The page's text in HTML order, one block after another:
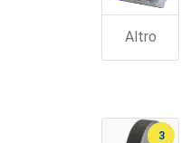
Altro
3